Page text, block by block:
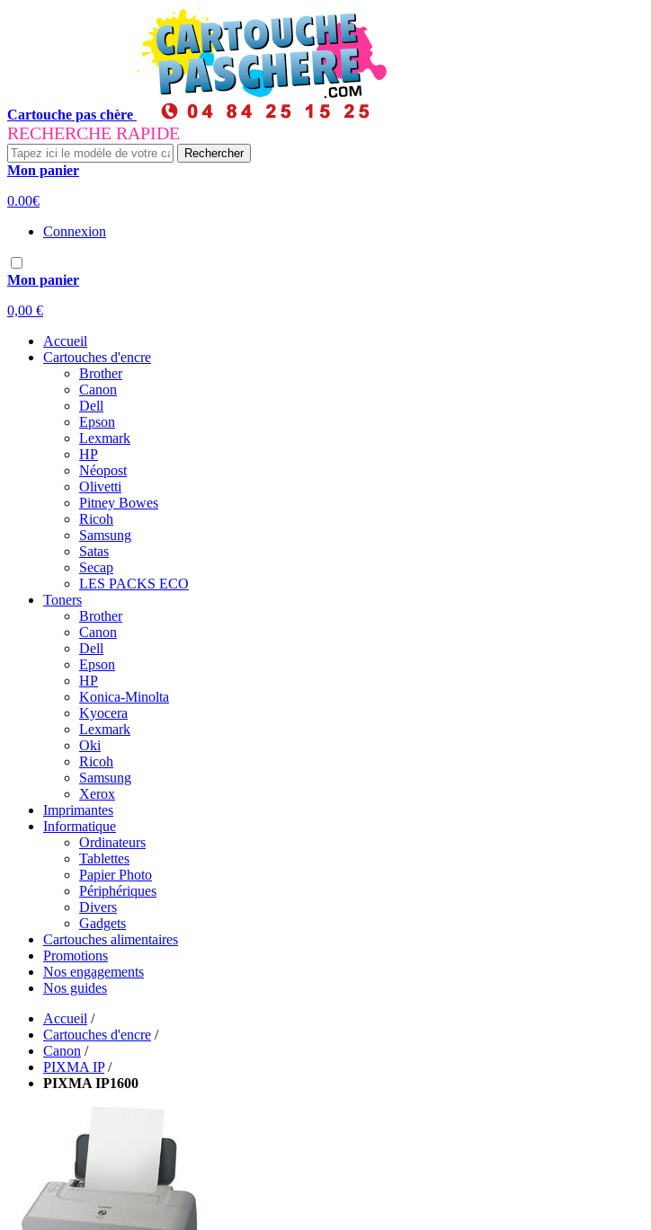
Cartouche pas chère
RECHERCHE RAPIDE
Rechercher
Mon panier
0.00€
Connexion
Mon panier
0,00 €
Accueil
Cartouches d'encre
Brother
Canon
Dell
Epson
Lexmark
HP
Néopost
Olivetti
Pitney Bowes
Ricoh
Samsung
Satas
Secap
LES PACKS ECO
Toners
Brother
Canon
Dell
Epson
HP
Konica-Minolta
Kyocera
Lexmark
Oki
Ricoh
Samsung
Xerox
Imprimantes
Informatique
Ordinateurs
Tablettes
Papier Photo
Périphériques
Divers
Gadgets
Cartouches alimentaires
Promotions
Nos engagements
Nos guides
Accueil /
Cartouches d'encre /
Canon /
PIXMA IP /
PIXMA IP1600